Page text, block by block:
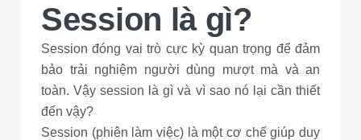
Session là gì?
Session đóng vai trò cực kỳ quan trọng để đảm
bảo trải nghiệm người dùng mượt mà và an
toàn. Vậy session là gì và vì sao nó lại cần thiết
đến vậy?
Session (phiên làm việc) là một cơ chế giúp duy